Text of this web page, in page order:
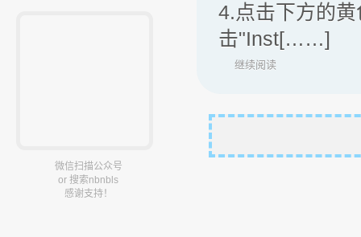
微信扫描公众号
or 搜索nbnbls
感谢支持！
4.点击下方的
击"Inst[……]
继续阅读